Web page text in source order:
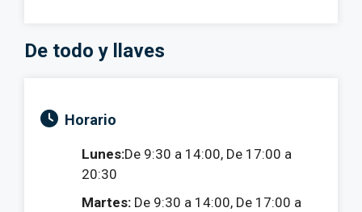
De todo y llaves
Horario
Lunes:De 9:30 a 14:00, De 17:00 a
20:30
Martes: De 9:30 a 14:00, De 17:00 a